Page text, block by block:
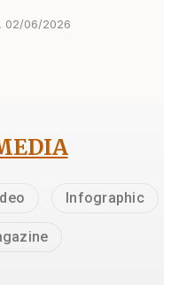
02/06/2026
Infographic